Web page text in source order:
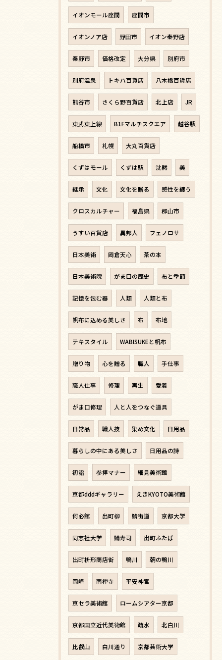
イオンモール座間 座間市
イオンノア店 野田市 イオン秦野店
秦野市 価格改定 大分県 別府市
別府温泉 トキハ百貨店 八木橋百貨店
熊谷市 さくら野百貨店 北上店 JR
東武東上線 B1Fマルチスクエア 越谷駅
船橋市 札幌 大丸百貨店
くずはモール くずは駅 沈黙 美
継承 文化 文化を贈る 感性を纏う
クロスカルチャー 福島県 郡山市
うすい百貨店 異邦人 フェノロサ
日本美術 岡倉天心 茶の本
日本美術院 がま口の歴史 布と季節
記憶を包む器 人類 人類と布
帆布に込める美しさ 布 布地
テキスタイル WABISUKEと帆布
贈り物 心を贈る 職人 手仕事
職人仕事 修理 再生 愛着
がま口修理 人と人をつなぐ道具
日常品 職人技 染め文化 日用品
暮らしの中にある美しさ 日用品の詩
初詣 参拝マナー 細見美術館
京都dddギャラリー えきKYOTO美術館
何必館 出町柳 鯖街道 京都大学
同志社大学 鯖寿司 出町ふたば
出町枡形商店街 鴨川 朝の鴨川
岡崎 南禅寺 平安神宮
京セラ美術館 ロームシアター京都
京都国立近代美術館 疏水 北白川
比叡山 白川通り 京都芸術大学